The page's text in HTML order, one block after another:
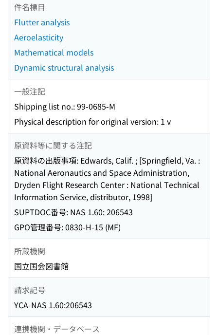
件名標目
Flutter analysis
Aeroelasticity
Mathematical models
Dynamic structural analysis
一般注記
Shipping list no.: 99-0685-M
Physical description for original version: 1 v
原資料等に関する注記
原資料の出版事項: Edwards, Calif. ; [Springfield, Va. :
National Aeronautics and Space Administration,
Dryden Flight Research Center : National Technical
Information Service, distributor, 1998]
SUPTDOC番号: NAS 1.60: 206543
GPO管理番号: 0830-H-15 (MF)
所蔵機関
国立国会図書館
請求記号
YCA-NAS 1.60:206543
連携機関・データベース